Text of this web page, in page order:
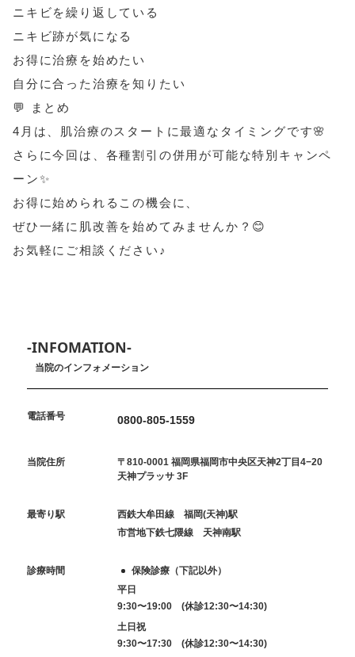
ニキビを繰り返している
ニキビ跡が気になる
お得に治療を始めたい
自分に合った治療を知りたい
💬 まとめ
4月は、肌治療のスタートに最適なタイミングです🌸
さらに今回は、各種割引の併用が可能な特別キャンペ
ーン✨
お得に始められるこの機会に、
ぜひ一緒に肌改善を始めてみませんか？😊
お気軽にご相談ください♪
-INFOMATION-
当院のインフォメーション
電話番号 0800-805-1559
当院住所
〒810-0001 福岡県福岡市中央区天神2丁目4−20
天神プラッサ 3F
最寄り駅
西鉄大牟田線 福岡(天神)駅
市営地下鉄七隈線 天神南駅
診療時間
保険診療（下記以外）
平日
9:30〜19:00 (休診12:30〜14:30)
土日祝
9:30〜17:30 (休診12:30〜14:30)